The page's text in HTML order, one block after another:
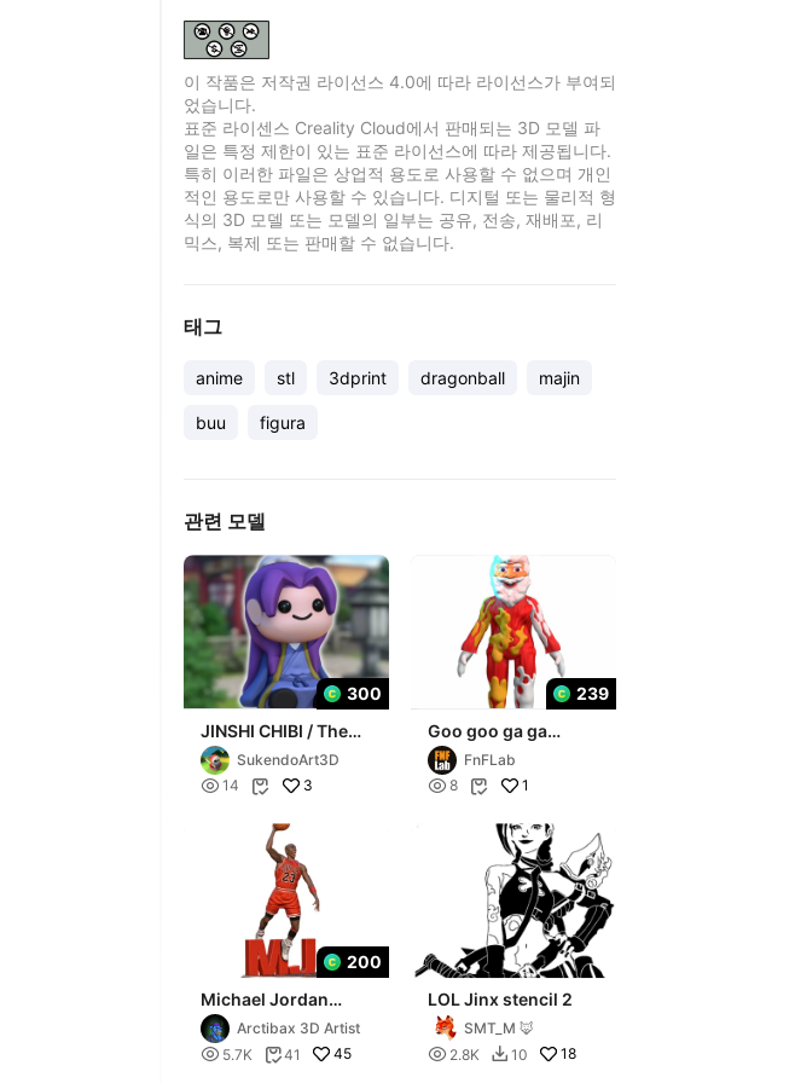
이 작품은 저작권 라이선스 4.0에 따라 라이선스가 부여되
었습니다.
표준 라이센스 Creality Cloud에서 판매되는 3D 모델 파
일은 특정 제한이 있는 표준 라이선스에 따라 제공됩니다.
특히 이러한 파일은 상업적 용도로 사용할 수 없으며 개인
적인 용도로만 사용할 수 있습니다. 디지털 또는 물리적 형
식의 3D 모델 또는 모델의 일부는 공유, 전송, 재배포, 리
믹스, 복제 또는 판매할 수 없습니다.
태그
anime stl 3dprint dragonball majin
buu figura
관련 모델
300
JINSHI CHIBI / The
Apothecary Diaries /
STL 3MFSukendoArt3D
 14  3
239
Goo goo ga ga
meme STL 3D Model
Multicolor
FnFLab
 8  1
200
Michael Jordan
Dunking STL
Arctibax 3D Artist
 5.7K 41 45
LOL Jinx stencil 2
SMT_M 🦊
 2.8K  10 18